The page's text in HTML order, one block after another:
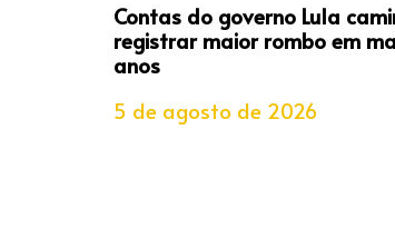
Contas do governo Lula
registrar maior rombo em
anos
5 de agosto de 2026